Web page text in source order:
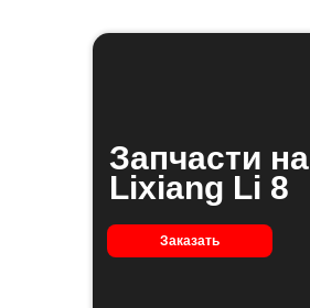
Запчасти на
Lixiang Li 8
Заказать